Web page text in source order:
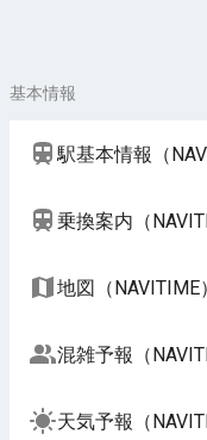
基本情報
駅基本情報（
乗換案内（
地図（NAVITIME）
混雑予報（
天気予報（